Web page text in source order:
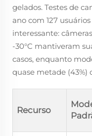
gelados. Testes de
ano com 127
interessante:
-30°C mantiveram
casos, enquanto
quase metade (43%)
Recurso